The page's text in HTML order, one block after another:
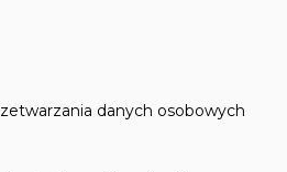
danych osobowych